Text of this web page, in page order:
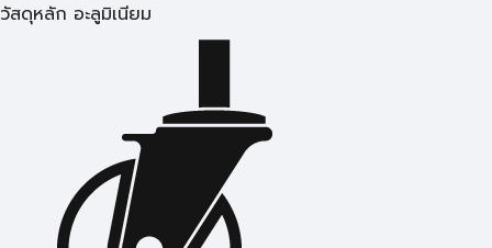
วัสดุหลัก อะลูมิเนียม